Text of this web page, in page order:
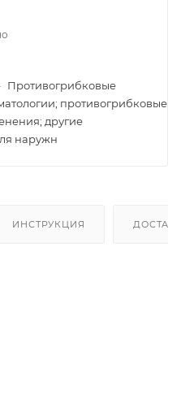
Противогрибковые
противогрибковые
другие
наружн
ИНСТРУКЦИЯ